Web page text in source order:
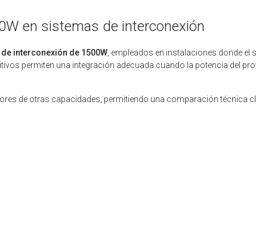
en sistemas de interconexión
interconexión de 1500W , empleados en instalaciones donde el
permiten una integración adecuada cuando la potencia del
de otras capacidades, permitiendo una comparación técnica